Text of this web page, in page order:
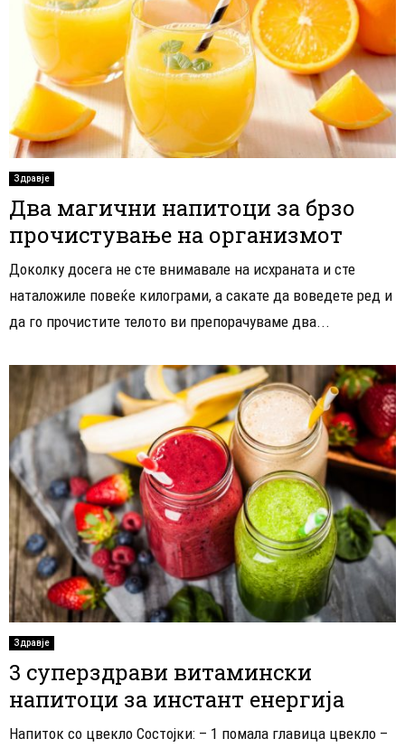
Здравје
Два магични напитоци за брзо
прочистување на организмот
Доколку досега не сте внимавале на исхраната и сте
наталожиле повеќе килограми, а сакате да воведете ред и
да го прочистите телото ви препорачуваме два...
Здравје
3 суперздрави витамински
напитоци за инстант енергија
Напиток со цвекло Состојки: – 1 помала главица цвекло –